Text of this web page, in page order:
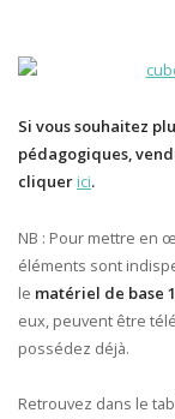
Si vous souhaitez
pédagogiques,
cliquer ici.
NB : Pour mettre en
éléments sont
le matériel de base
eux, peuvent être
possédez déjà.
Retrouvez dans le